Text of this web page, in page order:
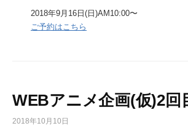
2018年9月16日(日)AM10:00〜
ご予約はこちら
WEBアニメ企画(仮)2回
2018年10月10日